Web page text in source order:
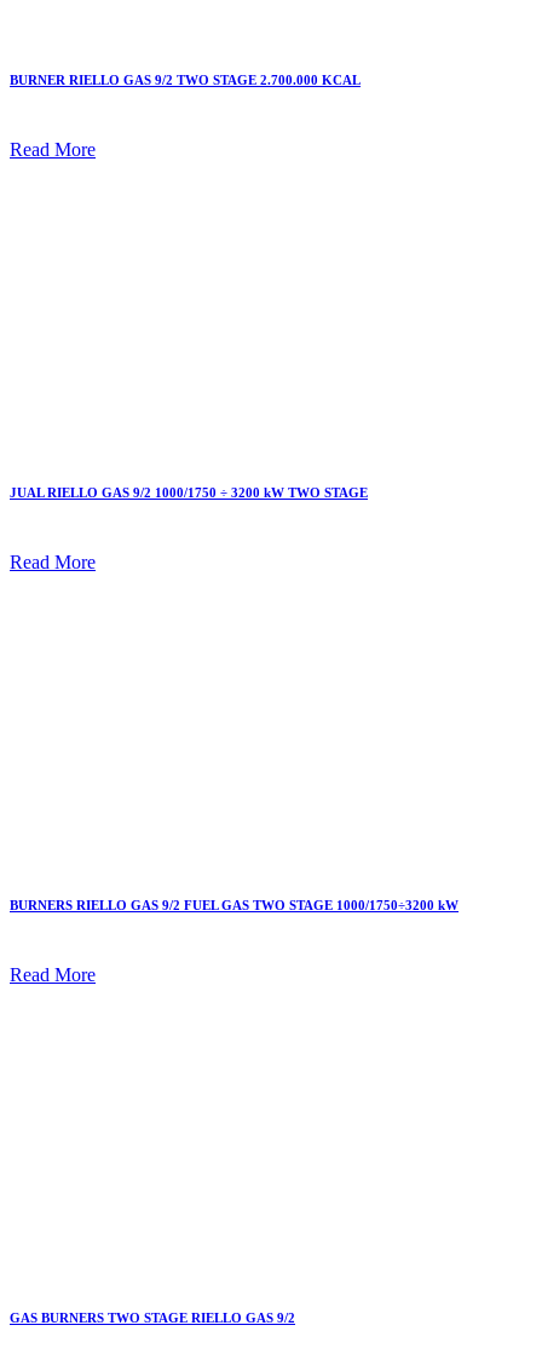
BURNER RIELLO GAS 9/2 TWO STAGE 2.700.000 KCAL
Read More
JUAL RIELLO GAS 9/2 1000/1750 ÷ 3200 kW TWO STAGE
Read More
BURNERS RIELLO GAS 9/2 FUEL GAS TWO STAGE 1000/1750÷3200 kW
Read More
GAS BURNERS TWO STAGE RIELLO GAS 9/2